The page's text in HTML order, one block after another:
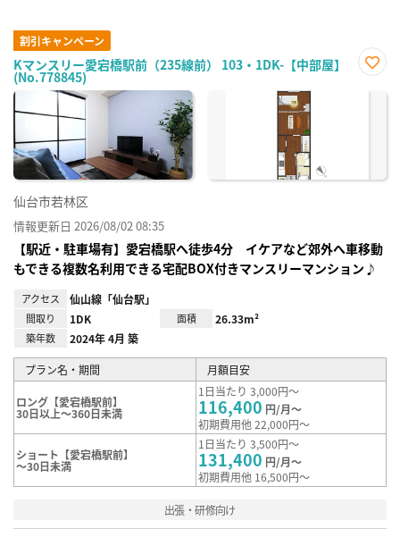
割引キャンペーン
Kマンスリー愛宕橋駅前（235線前） 103・1DK-【中部屋】
(No.778845)
に入
仙台市若林区
情報更新日 2026/08/02 08:35
【駅近・駐車場有】愛宕橋駅へ徒歩4分 イケアなど郊外へ車移動
もできる複数名利用できる宅配BOX付きマンスリーマンション♪
アクセス 仙山線「仙台駅」
間取り 1DK 面積 26.33m²
築年数 2024年 4月 築
プラン名・期間 月額目安
ロング【愛宕橋駅前】
30日以上～360日未満
1日当たり 3,000円～
116,400 円/月～
初期費用他 22,000円～
ショート【愛宕橋駅前】
～30日未満
1日当たり 3,500円～
131,400 円/月～
初期費用他 16,500円～
出張・研修向け